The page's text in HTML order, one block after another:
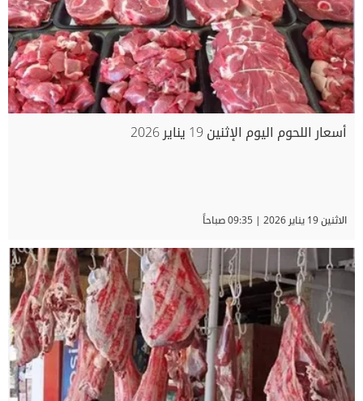
أسعار اللحوم اليوم الإثنين 19 يناير 2026
الاثنين 19 يناير 2026 | 09:35 صباحاً